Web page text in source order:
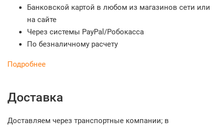
Банковской картой в любом из магазинов сети или
на сайте
Через системы PayPal/Робокасса
По безналичному расчету
Подробнее
Доставка
Доставляем через транспортные компании; в